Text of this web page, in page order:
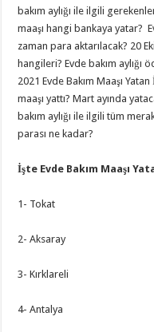
bakım aylığı ile ilgili
maaşı hangi bankaya yatar?
zaman para aktarılacak? 20
hangileri? Evde bakım aylığı
2021 Evde Bakım Maaşı
maaşı yattı? Mart ayında
bakım aylığı ile ilgili tüm
parası ne kadar?
İşte Evde Bakım Maaşı
1- Tokat
2- Aksaray
3- Kırklareli
4- Antalya